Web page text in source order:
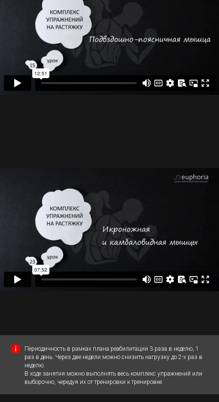
Периодичность в рамках плана реабилитации 3 раза в неделю, 1
раз в день. Через две недели можно снизить нагрузку до 2-х раз в
неделю.
В ходе занятия можно выполнять весь комплекс упражнений или
выборочно, чередуя их от тренировки к тренировке.